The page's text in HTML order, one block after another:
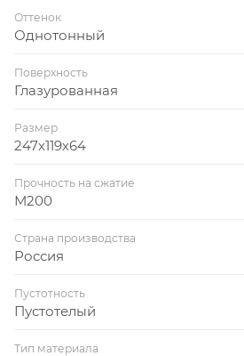
Оттенок
Однотонный
Поверхность
Глазурованная
Размер
247х119х64
Прочность на сжатие
М200
Страна производства
Россия
Пустотность
Пустотелый
Тип материала